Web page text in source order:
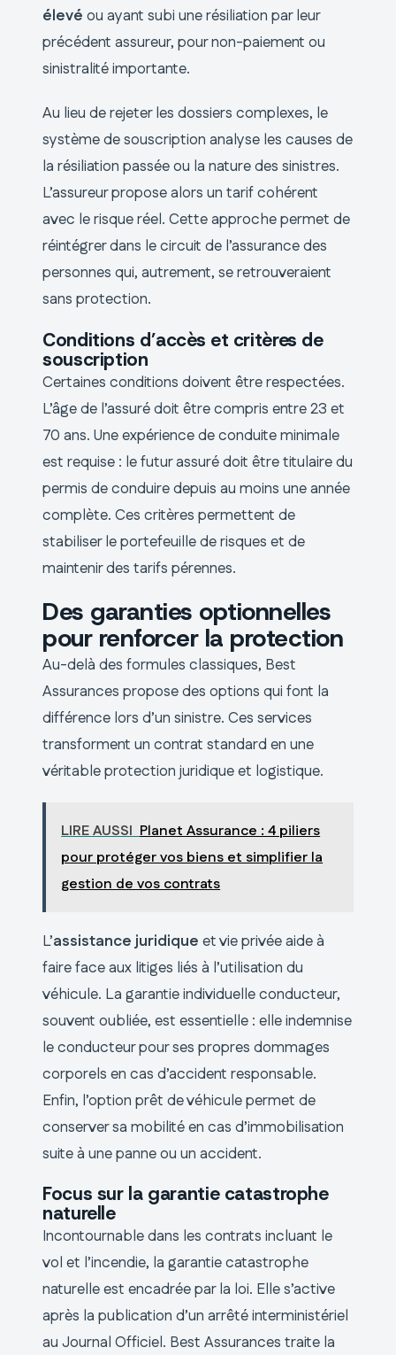
élevé ou ayant subi une résiliation par leur
précédent assureur, pour non-paiement ou
sinistralité importante.
Au lieu de rejeter les dossiers complexes, le
système de souscription analyse les causes de
la résiliation passée ou la nature des sinistres.
L’assureur propose alors un tarif cohérent
avec le risque réel. Cette approche permet de
réintégrer dans le circuit de l’assurance des
personnes qui, autrement, se retrouveraient
sans protection.
Conditions d’accès et critères de
souscription
Certaines conditions doivent être respectées.
L’âge de l’assuré doit être compris entre 23 et
70 ans. Une expérience de conduite minimale
est requise : le futur assuré doit être titulaire du
permis de conduire depuis au moins une année
complète. Ces critères permettent de
stabiliser le portefeuille de risques et de
maintenir des tarifs pérennes.
Des garanties optionnelles
pour renforcer la protection
Au-delà des formules classiques, Best
Assurances propose des options qui font la
différence lors d’un sinistre. Ces services
transforment un contrat standard en une
véritable protection juridique et logistique.
LIRE AUSSI Planet Assurance : 4 piliers
pour protéger vos biens et simplifier la
gestion de vos contrats
L’assistance juridique et vie privée aide à
faire face aux litiges liés à l’utilisation du
véhicule. La garantie individuelle conducteur,
souvent oubliée, est essentielle : elle indemnise
le conducteur pour ses propres dommages
corporels en cas d’accident responsable.
Enfin, l’option prêt de véhicule permet de
conserver sa mobilité en cas d’immobilisation
suite à une panne ou un accident.
Focus sur la garantie catastrophe
naturelle
Incontournable dans les contrats incluant le
vol et l’incendie, la garantie catastrophe
naturelle est encadrée par la loi. Elle s’active
après la publication d’un arrêté interministériel
au Journal Officiel. Best Assurances traite la